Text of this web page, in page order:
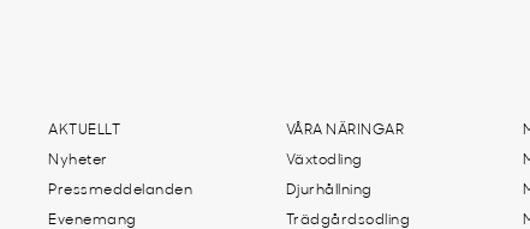
AKTUELLT
Nyheter
Pressmeddelanden
Evenemang
VÅRA NÄRINGAR
Växtodling
Djurhållning
Trädgårdsodling